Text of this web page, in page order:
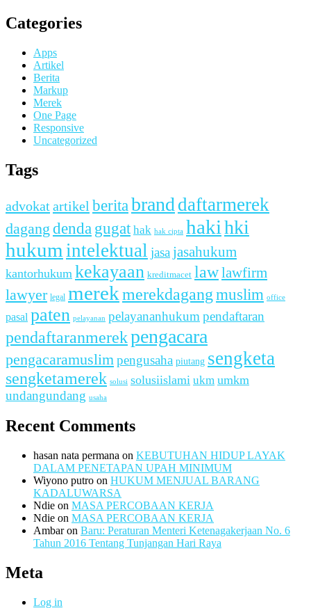
Categories
Apps
Artikel
Berita
Markup
Merek
One Page
Responsive
Uncategorized
Tags
advokat artikel beritabrand daftarmerek
dagang denda gugat hak hak cipta hakihki
hukum intelektual jasa jasahukum
kantorhukum kekayaan kreditmacet lawlawfirm
lawyer legal merekmerekdagang muslim office
pasal paten pelayanan pelayananhukum pendaftaran
pendaftaranmerekpengacara
pengacaramuslim pengusaha piutang sengketa
sengketamerek solusi solusiislami ukm umkm
undangundang usaha
Recent Comments
hasan nata permana on KEBUTUHAN HIDUP LAYAK
DALAM PENETAPAN UPAH MINIMUM
Wiyono putro on HUKUM MENJUAL BARANG
KADALUWARSA
Ndie on MASA PERCOBAAN KERJA
Ndie on MASA PERCOBAAN KERJA
Ambaron Baru: Peraturan Menteri Ketenagakerjaan No. 6
Tahun 2016 Tentang Tunjangan Hari Raya
Meta
Log in